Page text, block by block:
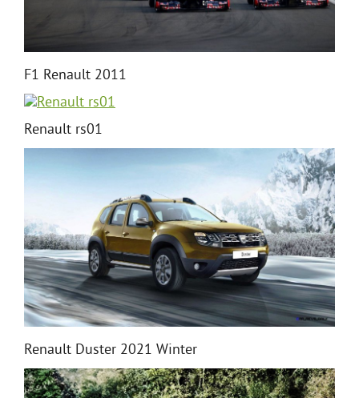
F1 Renault 2011
Renault rs01
Renault Duster 2021 Winter